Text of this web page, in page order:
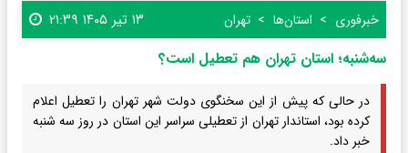
خبرفوری استان‌ها تهران ۱۳ تیر ۱۴۰۵ ۲۱:۳۹
سه‌شنبه؛ استان تهران هم تعطیل است؟
در حالی که پیش از این سخنگوی دولت شهر تهران را تعطیل اعلام
کرده بود، استاندار تهران از تعطیلی سراسر این استان در روز سه شنبه
خبر داد.